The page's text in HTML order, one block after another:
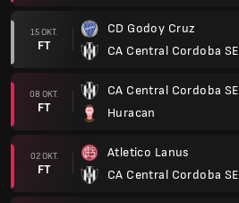
15 OKT.
FT
CD Godoy Cruz
CA Central Cordoba SE
08 OKT.
FT
CA Central Cordoba SE
Huracan
02 OKT.
FT
Atletico Lanus
CA Central Cordoba SE